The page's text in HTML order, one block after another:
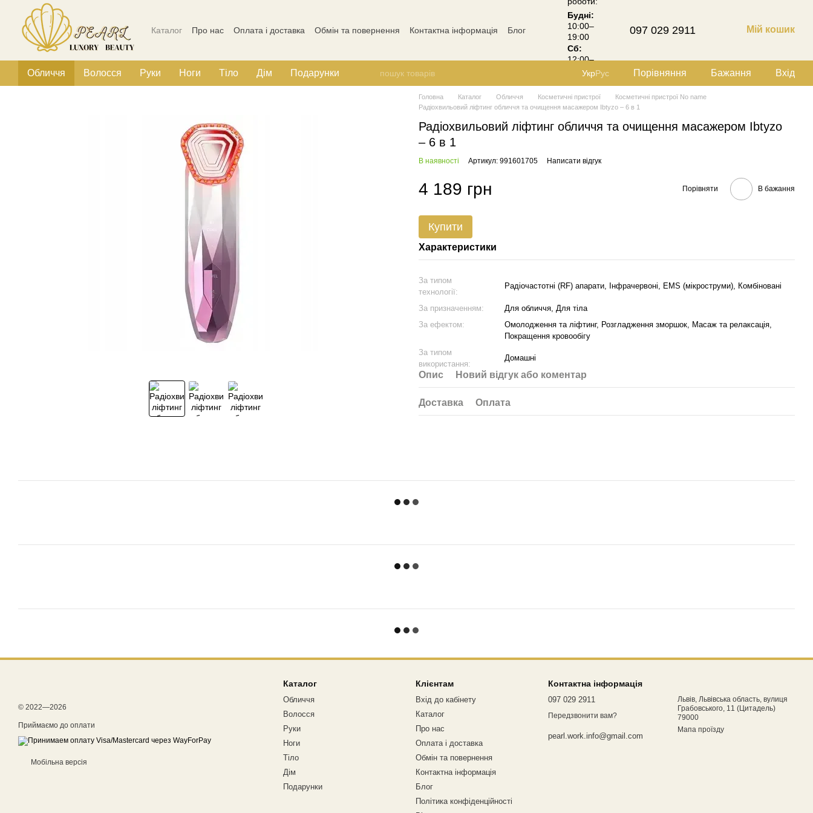
Перейти до основного контенту
Каталог Про нас Оплата і доставка Обмін та повернення Контактна інформація
Блог
Будні:
10:00–
19:00
Сб:
12:00–
18:00
097 029 2911 Мій кошик
Обличчя Волосся Руки Ноги Тіло Дім Подарунки УкрРус Порівняння Бажання Вхід
Головна Каталог Обличчя Косметичні пристрої
Косметичні пристрої No name
Радіохвильовий ліфтинг обличчя та очищення масажером Ibtyzo – 6 в 1
Радіохвильовий ліфтинг обличчя та очищення масажером Ibtyzo
– 6 в 1
В наявності Артикул: 991601705 Написати відгук
4 189 грн Порівняти В бажання
Купити
Характеристики
За типом
технології:
Радіочастотні (RF) апарати, Інфрачервоні, EMS (мікроструми), Комбіновані
За призначенням:
Для обличчя, Для тіла
За ефектом:
Омолодження та ліфтинг, Розгладження зморшок, Масаж та релаксація,
Покращення кровообігу
За типом
використання:
Домашні
Опис Новий відгук або коментар
Доставка Оплата
© 2022—2026
Приймаємо до оплати
Мобільна версія
Каталог
Обличчя
Волосся
Руки
Ноги
Тіло
Дім
Подарунки
Клієнтам
Вхід до кабінету
Каталог
Про нас
Оплата і доставка
Обмін та повернення
Контактна інформація
Блог
Політика конфіденційності
Контактна інформація
097 029 2911
Передзвонити вам?
pearl.work.info@gmail.com
Львів, Львівська область, вулиця
Грабовського, 11 (Цитадель)
79000
Мапа проїзду